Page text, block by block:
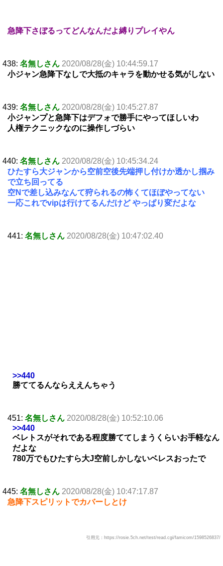
急降下さぼるってどんなんだよ縛りプレイやん
438: 名無しさん 2020/08/28(金) 10:44:59.17
小ジャン急降下なしで大抵のキャラを動かせる気がしない
439: 名無しさん 2020/08/28(金) 10:45:27.87
小ジャンプと急降下はデフォで勝手にやってほしいわ
人権テクニックなのに操作しづらい
440: 名無しさん 2020/08/28(金) 10:45:34.24
ひたすら大ジャンから空前空後先端押し付けか透かし掴み
で立ち回ってる
空Nで差し込みなんて狩られるの怖くてほぼやってない
一応これでvipは行けてるんだけど やっぱり変だよな
441: 名無しさん 2020/08/28(金) 10:47:02.40
>>440
勝ててるんならええんちゃう
451: 名無しさん 2020/08/28(金) 10:52:10.06
>>440
ベレトスがそれである程度勝ててしまうくらいお手軽なん
だよな
780万でもひたすら大J空前しかしないベレスおったで
445: 名無しさん 2020/08/28(金) 10:47:17.87
急降下スピリットでカバーしとけ
引用元：https://rosie.5ch.net/test/read.cgi/famicom/1598526837/